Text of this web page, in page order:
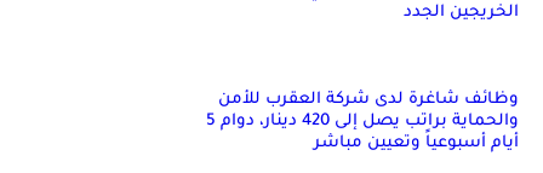
الخريجين الجدد
وظائف شاغرة لدى شركة العقرب للأمن
والحماية براتب يصل إلى 420 دينار، دوام 5
أيام أسبوعياً وتعيين مباشر